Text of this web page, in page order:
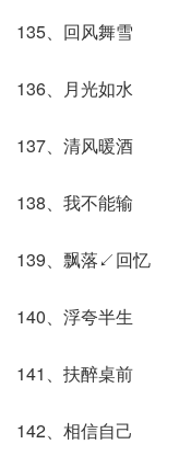
135、回风舞雪
136、月光如水
137、清风暖酒
138、我不能输
139、飘落↙回忆
140、浮夸半生
141、扶醉桌前
142、相信自己